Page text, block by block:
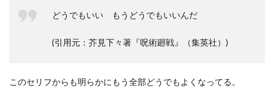
どうでもいい もうどうでもいいんだ
(引用元：芥見下々著『呪術廻戦』（集英社）)
このセリフからも明らかにもう全部どうでもよくなってる。